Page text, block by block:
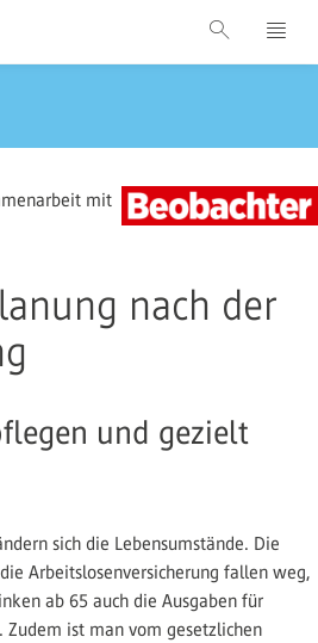
mit
nach der
und gezielt
sich die Lebensumstände. Die
Arbeitslosenversicherung fallen weg,
ab 65 auch die Ausgaben für
Zudem ist man vom gesetzlichen